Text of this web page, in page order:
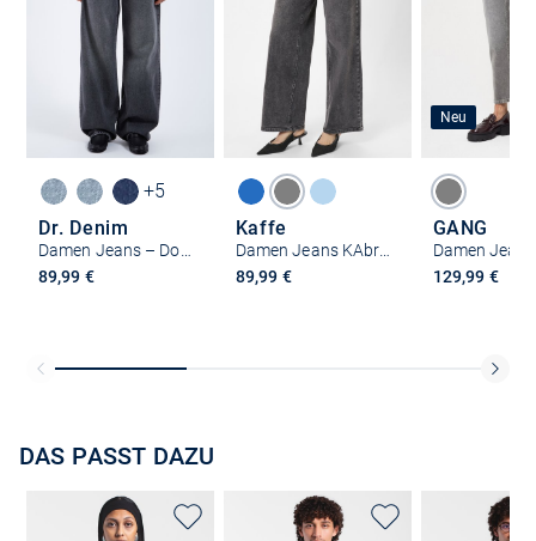
+5
Dr. Denim
89,99 €
Kaffe
89,99 €
Neu
GANG
129,99 €
DAS PASST DAZU